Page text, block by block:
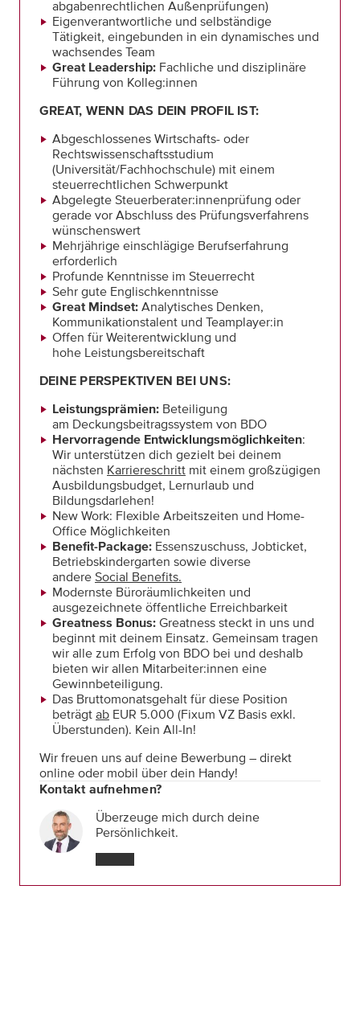
abgabenrechtlichen Außenprüfungen)
Eigenverantwortliche und selbständige
Tätigkeit, eingebunden in ein dynamisches und
wachsendes Team
Great Leadership: Fachliche und disziplinäre
Führung von Kolleg:innen
GREAT, WENN DAS DEIN PROFIL IST:
Abgeschlossenes Wirtschafts- oder
Rechtswissenschaftsstudium
(Universität/Fachhochschule) mit einem
steuerrechtlichen Schwerpunkt
Abgelegte Steuerberater:innenprüfung oder
gerade vor Abschluss des Prüfungsverfahrens
wünschenswert
Mehrjährige einschlägige Berufserfahrung
erforderlich
Profunde Kenntnisse im Steuerrecht
Sehr gute Englischkenntnisse
Great Mindset:Analytisches Denken,
Kommunikationstalent und Teamplayer:in
Offen für Weiterentwicklung und
hohe Leistungsbereitschaft
DEINE PERSPEKTIVEN BEI UNS:
Leistungsprämien: Beteiligung
am Deckungsbeitragssystem von BDO
Hervorragende Entwicklungsmöglichkeiten:
Wir unterstützen dich gezielt bei deinem
nächsten Karriereschritt mit einem großzügigen
Ausbildungsbudget, Lernurlaub und
Bildungsdarlehen!
New Work: Flexible Arbeitszeiten und Home-
Office Möglichkeiten
Benefit-Package: Essenszuschuss, Jobticket,
Betriebskindergarten sowie diverse
andereSocial Benefits.
Modernste Büroräumlichkeiten und
ausgezeichnete öffentliche Erreichbarkeit
Greatness Bonus:Greatness steckt in uns und
beginnt mit deinem Einsatz. Gemeinsam tragen
wir alle zum Erfolg von BDO bei und deshalb
bieten wir allen Mitarbeiter:innen eine
Gewinnbeteiligung.
Das Bruttomonatsgehalt für diese Position
beträgtab EUR 5.000 (Fixum VZ Basis exkl.
Überstunden). Kein All-In!
Wir freuen uns auf deine Bewerbung – direkt
online oder mobil über dein Handy!
Kontakt aufnehmen?
Überzeuge mich durch deine
Persönlichkeit.